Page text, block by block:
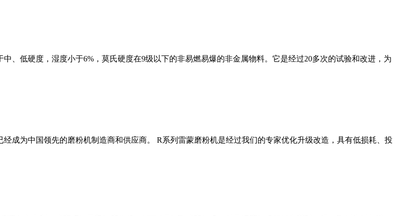
、低硬度，湿度小于6%，莫氏硬度在9级以下的非易燃易爆的非金属物料。它是经过20多次的试验和改进，为
成为中国领先的磨粉机制造商和供应商。 R系列雷蒙磨粉机是经过我们的专家优化升级改造，具有低损耗、投